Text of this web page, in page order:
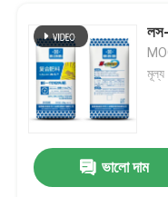
লস-
ভালো দাম